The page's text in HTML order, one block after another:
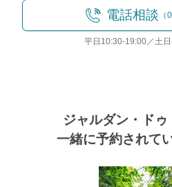
電話相談
平日10:30-19:00／土
ジャルダン・ドゥ
一緒に予約されて